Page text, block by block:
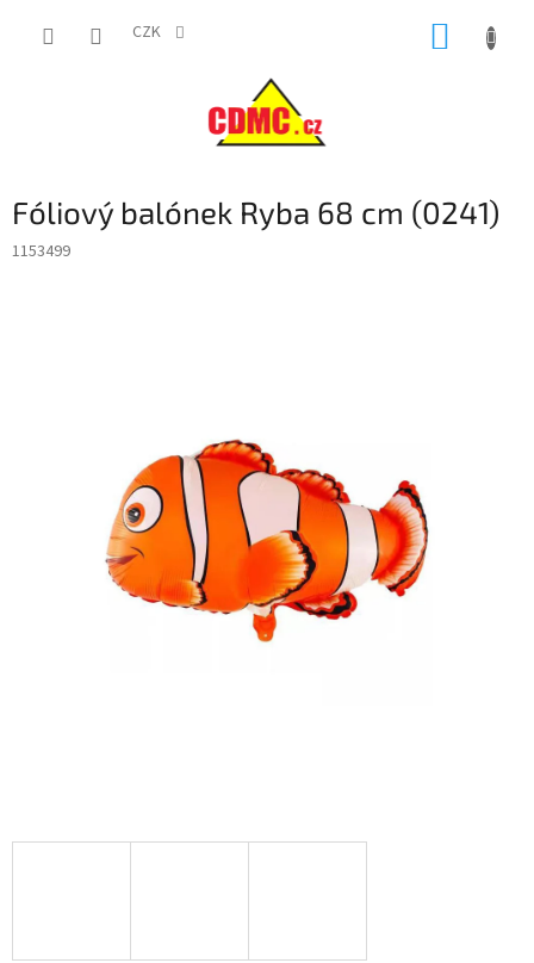
CZK
Fóliový balónek Ryba 68 cm (0241)
1153499